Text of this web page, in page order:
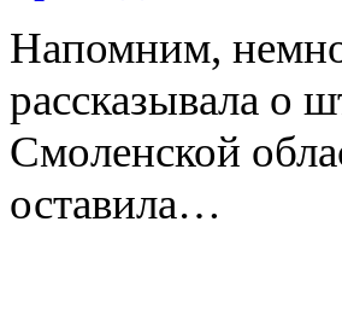
Напомним,
рассказывала о
Смоленской
оставила…